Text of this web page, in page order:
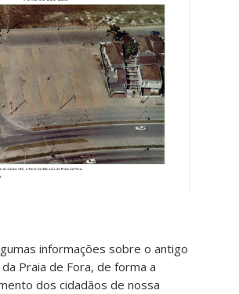
informações sobre o antigo
Praia de Fora, de forma a
dos cidadãos de nossa